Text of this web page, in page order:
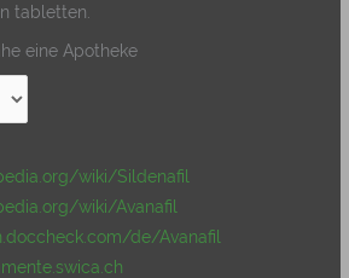
tabletten.
eine Apotheke
wiki/Sildenafil
wiki/Avanafil
de/Avanafil